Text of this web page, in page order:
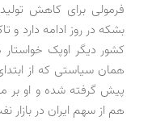
بشکه در روز ادامه دارد و
کشور دیگر اوپک
همان سیاستی که از
پیش گرفته شده و او بر
هم از سهم ایران در بازار